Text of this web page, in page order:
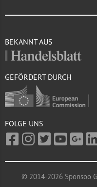
BEKANNT AUS
GEFÖRDERT DURCH
FOLGE UNS
© 2014-2026 Sponsoo